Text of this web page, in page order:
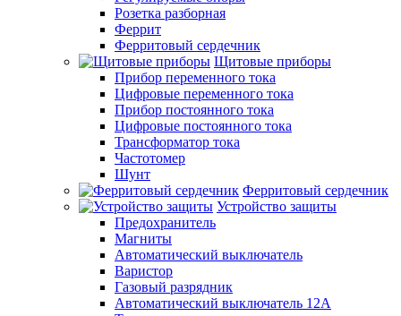
Розетка разборная
Феррит
Ферритовый сердечник
Щитовые приборы
Прибор переменного тока
Цифровые переменного тока
Прибор постоянного тока
Цифровые постоянного тока
Трансформатор тока
Частотомер
Шунт
Ферритовый сердечник
Устройство защиты
Предохранитель
Магниты
Автоматический выключатель
Варистор
Газовый разрядник
Автоматический выключатель 12А